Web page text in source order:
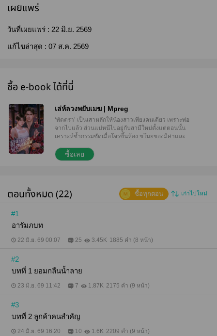
เผยแพร่
วันที่เผยแพร่ : 22 มิ.ย. 2569
แก้ไขล่าสุด : 07 ส.ค. 2569
ซื้อ e-book ได้ที่นี่
เล่ห์ลวงพยับเมฆ | Mpreg
‘พัตตรา’ เป็นเสาหลักให้น้องสาวเพียงคนเดียว เพราะพ่อ
จากไปแล้ว ส่วนแม่หนีไปอยู่กับสามีใหม่ตั้งแต่ตอนนั้น
เคราะห์ซ้ำกรรมซัดเมื่อโจรขึ้นห้อง ขโมยของมีค่าและ
เริ่มต้น ทำให้พัตตัดสินใจกลืนน้ำลายตัวเอง เขายอม
เปลื้องผ้าต่อหน้า‘เสี่ยเมฆ’ เพื่อแลกกับเงินตรา เรื่องนี้ควร
มีประสบการณ์" "..." "ฉันไม่ต้องการสานสัมพันธ์กับใคร
ถ้าเธอแยกแยะความรู้สึกไม่ได้ ก็หยุดตั้งแต่ตอนนี้" "พัตรู้
อยด์ เพราะจะได้ราคาถูกกว่าระบบ ios ค่ะ****
ซื้อเลย
ตอนทั้งหมด (22) เก่าไปใหม่
ซื้อทุกตอน
#1
อารัมภบท
22 มิ.ย. 69 00:07 25 3.45K 1885 คำ (8 หน้า)
#2
บทที่ 1 ยอมกลืนน้ำลาย
23 มิ.ย. 69 11:42 7 1.87K 2175 คำ (9 หน้า)
#3
บทที่ 2 ลูกค้าคนสำคัญ
24 มิ.ย. 69 16:20 10 1.6K 2209 คำ (9 หน้า)